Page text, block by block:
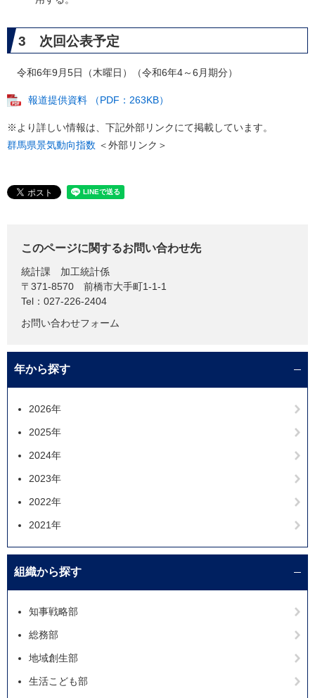
3 次回公表予定
令和6年9月5日（木曜日）（令和6年4～6月期分）
報道提供資料 （PDF：263KB）
※より詳しい情報は、下記外部リンクにて掲載しています。
群馬県景気動向指数 ＜外部リンク＞
このページに関するお問い合わせ先
統計課
加工統計係
〒371-8570
前橋市大手町1-1-1
Tel：027-226-2404
お問い合わせフォーム
年から探す
2026年
2025年
2024年
2023年
2022年
2021年
組織から探す
知事戦略部
総務部
地域創生部
生活こども部